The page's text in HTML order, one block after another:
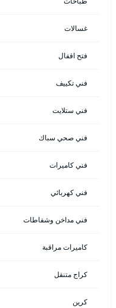
غسالات
فتح اقفال
فني تكييف
فني ستلايت
فني صحي سباك
فني كاميرات
فني كهربائي
فني مداخن وشفاطات
كاميرات مراقبة
كراج متنقل
كرين